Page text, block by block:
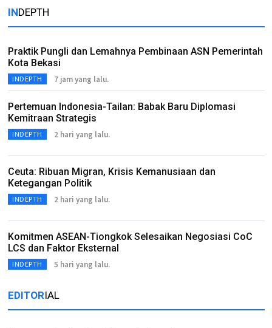
INDEPTH
Praktik Pungli dan Lemahnya Pembinaan ASN Pemerintah
Kota Bekasi
INDEPTH 7 jam yang lalu.
Pertemuan Indonesia-Tailan: Babak Baru Diplomasi
Kemitraan Strategis
INDEPTH 2 hari yang lalu.
Ceuta: Ribuan Migran, Krisis Kemanusiaan dan
Ketegangan Politik
INDEPTH 2 hari yang lalu.
Komitmen ASEAN-Tiongkok Selesaikan Negosiasi CoC
LCS dan Faktor Eksternal
INDEPTH 5 hari yang lalu.
EDITORIAL